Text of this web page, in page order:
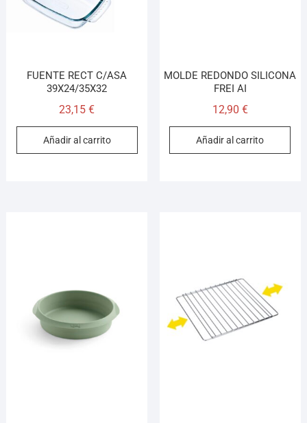
FUENTE RECT C/ASA
39X24/35X32
23,15€
Añadir al carrito
MOLDE REDONDO SILICONA
FREI AI
12,90 €
Añadir al carrito